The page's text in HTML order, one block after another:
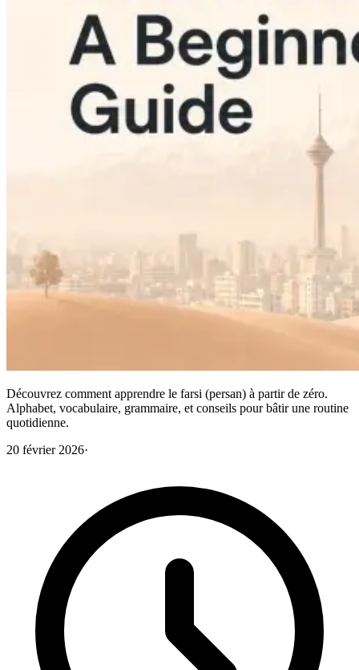
Découvrez comment apprendre le farsi (persan) à partir de zéro.
Alphabet, vocabulaire, grammaire, et conseils pour bâtir une routine
quotidienne.
20 février 2026·